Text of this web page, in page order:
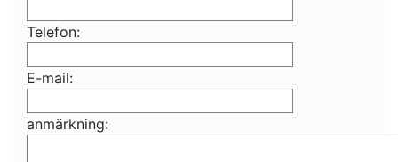
Telefon:
E-mail:
anmärkning: